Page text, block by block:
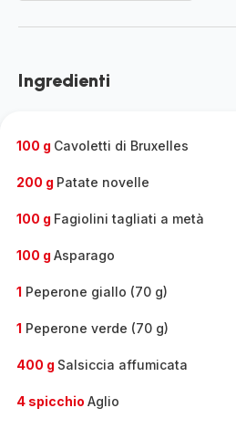
Ingredienti
100 g Cavoletti di Bruxelles
200 g Patate novelle
100 g Fagiolini tagliati a metà
100 g Asparago
1 Peperone giallo (70 g)
1 Peperone verde (70 g)
400 g Salsiccia affumicata
4 spicchio Aglio